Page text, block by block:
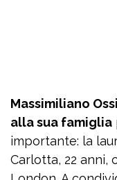
Massimiliano
alla sua famiglia
importante: la
Carlotta, 22 anni,